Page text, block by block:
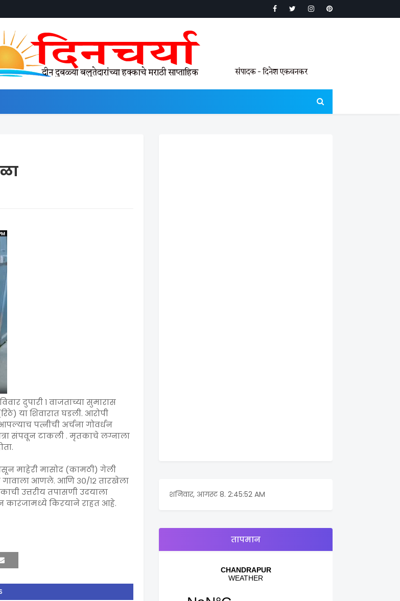
दुपारी १ वाजताच्या सुमारास
या शिवारात घडली. आरोपी
पत्नीची अर्चना गोवर्धन
संपवून टाकली . मृतकाचे लग्नाला
माहेरी मासोद (कामठी) गेली
गावाला आणले. आणि ३०/१२ तारखेला
उत्तरीय तपासणी उदयाला
कारंजामध्ये किरयाने राहत आहे.
शनिवार, आगस्ट 8. 2:45:52 AM
तापमान